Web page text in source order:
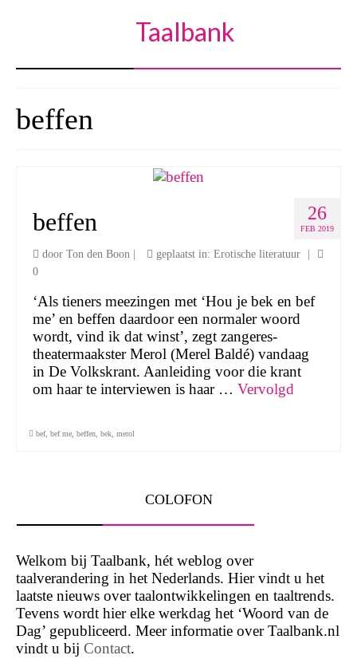
Taalbank
beffen
26
FEB 2019
beffen
door Ton den Boon | geplaatst in: Erotische literatuur
|
0
‘Als tieners meezingen met ‘Hou je bek en bef
me’ en beffen daardoor een normaler woord
wordt, vind ik dat winst’, zegt zangeres-
theatermaakster Merol (Merel Baldé) vandaag
in De Volkskrant. Aanleiding voor die krant
om haar te interviewen is haar … Vervolgd
bef, bef me beffen bek merol
COLOFON
Welkom bij Taalbank, hét weblog over
taalverandering in het Nederlands. Hier vindt u het
laatste nieuws over taalontwikkelingen en taaltrends.
Tevens wordt hier elke werkdag het ‘Woord van de
Dag’ gepubliceerd. Meer informatie over Taalbank.nl
vindt u bij Contact.